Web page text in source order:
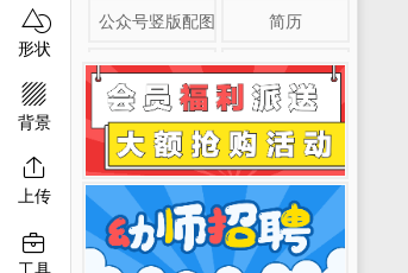

形状

背景

上传

工具
公众号竖版配图 简历
淘宝详情页 产品展示图
移动端淘宝banner二维码模板图片